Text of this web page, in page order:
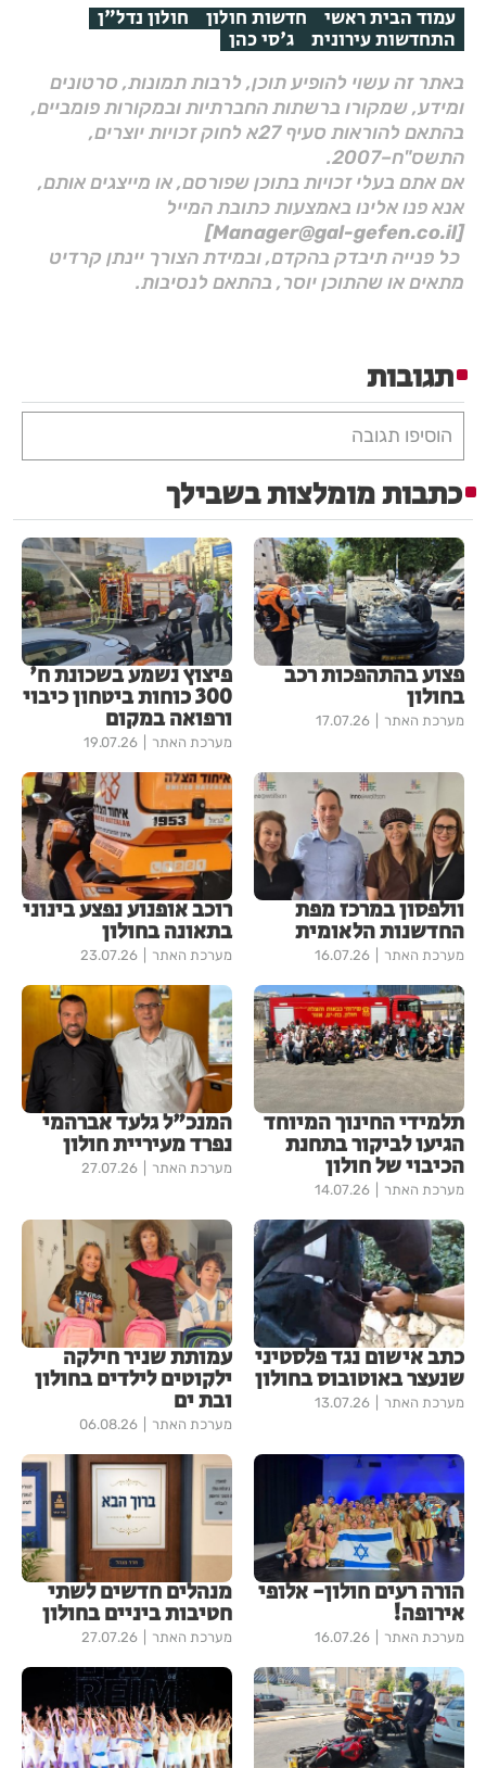
עמוד הבית ראשי חדשות חולון חולון נדל"ן
התחדשות עירונית ג'סי כהן
באתר זה עשוי להופיע תוכן, לרבות תמונות, סרטונים
ומידע, שמקורו ברשתות החברתיות ובמקורות פומביים,
בהתאם להוראות סעיף 27א לחוק זכויות יוצרים,
התשס"ח–2007.
אם אתם בעלי זכויות בתוכן שפורסם, או מייצגים אותם,
אנא פנו אלינו באמצעות כתובת המייל
[Manager@gal-gefen.co.il]
כל פנייה תיבדק בהקדם, ובמידת הצורך יינתן קרדיט
מתאים או שהתוכן יוסר, בהתאם לנסיבות.
תגובות
הוסיפו תגובה
כתבות מומלצות בשבילך
פצוע בהתהפכות רכב
בחולון
מערכת האתר 17.07.26
פיצוץ נשמע בשכונת ח'
300 כוחות ביטחון כיבוי
ורפואה במקום
מערכת האתר 19.07.26
וולפסון במרכז מפת
החדשנות הלאומית
מערכת האתר 16.07.26
רוכב אופנוע נפצע בינוני
בתאונה בחולון
מערכת האתר 23.07.26
תלמידי החינוך המיוחד
הגיעו לביקור בתחנת
הכיבוי של חולון
מערכת האתר 14.07.26
המנכ"ל גלעד אברהמי
נפרד מעיריית חולון
מערכת האתר 27.07.26
כתב אישום נגד פלסטיני
שנעצר באוטובוס בחולון
מערכת האתר 13.07.26
עמותת שניר חילקה
ילקוטים לילדים בחולון
ובת ים
מערכת האתר 06.08.26
הורה רעים חולון- אלופי
אירופה!
מערכת האתר 16.07.26
מנהלים חדשים לשתי
חטיבות ביניים בחולון
מערכת האתר 27.07.26